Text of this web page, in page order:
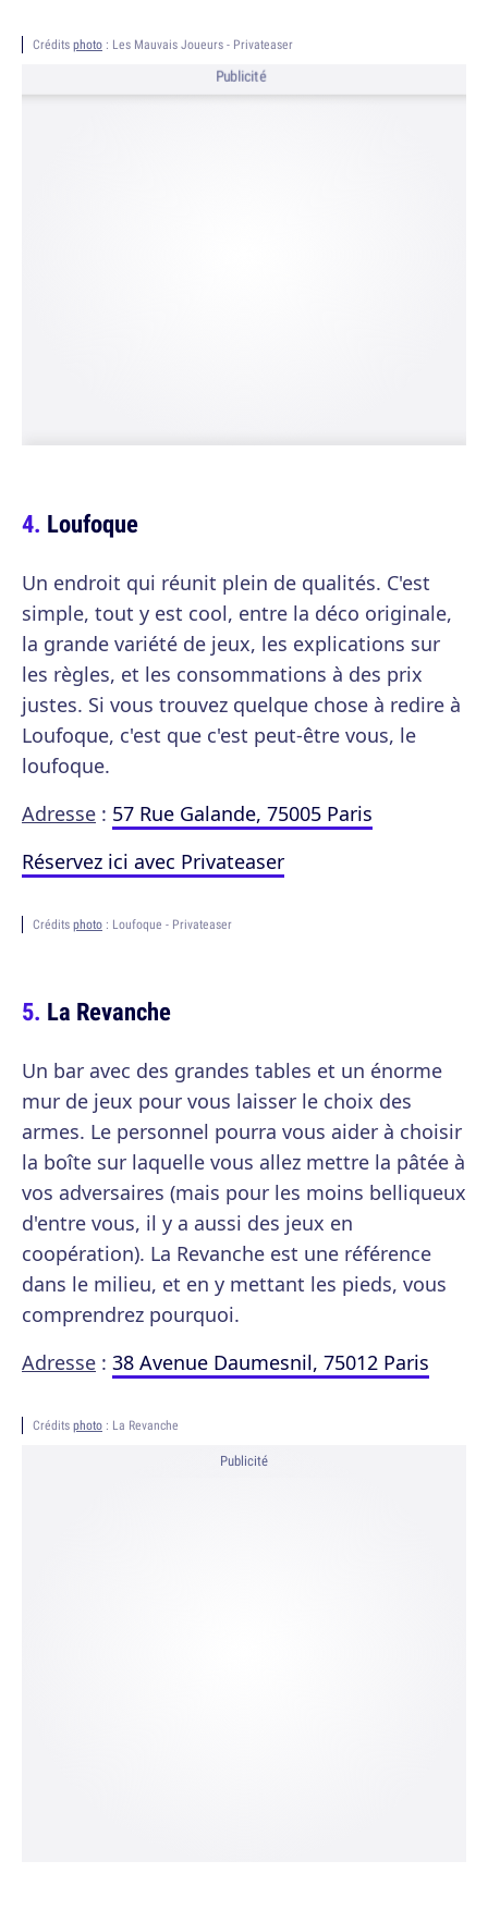
Crédits photo : Les Mauvais Joueurs - Privateaser
Publicité
Loufoque
Un endroit qui réunit plein de qualités. C'est
simple, tout y est cool, entre la déco originale,
la grande variété de jeux, les explications sur
les règles, et les consommations à des prix
justes. Si vous trouvez quelque chose à redire à
Loufoque, c'est que c'est peut-être vous, le
loufoque.
Adresse : 57 Rue Galande, 75005 Paris
Réservez ici avec Privateaser
Crédits photo : Loufoque - Privateaser
La Revanche
Un bar avec des grandes tables et un énorme
mur de jeux pour vous laisser le choix des
armes. Le personnel pourra vous aider à choisir
la boîte sur laquelle vous allez mettre la pâtée à
vos adversaires (mais pour les moins belliqueux
d'entre vous, il y a aussi des jeux en
coopération). La Revanche est une référence
dans le milieu, et en y mettant les pieds, vous
comprendrez pourquoi.
Adresse : 38 Avenue Daumesnil, 75012 Paris
Crédits photo : La Revanche
Publicité